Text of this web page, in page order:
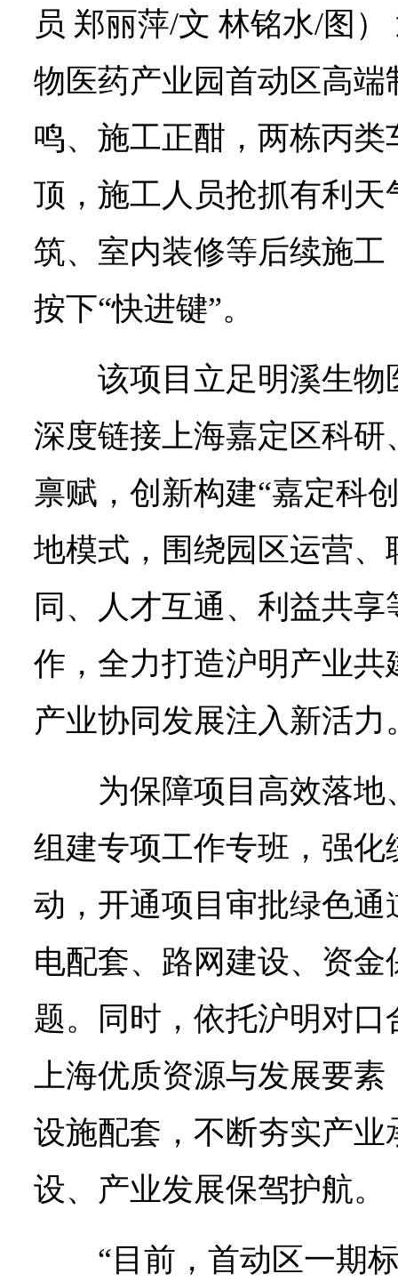
员 郑丽萍/文 林铭水/图
物医药产业园首动区高
鸣、施工正酣，两栋丙
顶，施工人员抢抓有利
筑、室内装修等后续施
按下“快进键”。
该项目立足明溪生
深度链接上海嘉定区科
禀赋，创新构建“嘉定科
地模式，围绕园区运营
同、人才互通、利益共
作，全力打造沪明产业
产业协同发展注入新活力
为保障项目高效落
组建专项工作专班，强
动，开通项目审批绿色
电配套、路网建设、资
题。同时，依托沪明对
上海优质资源与发展要
设施配套，不断夯实产
设、产业发展保驾护航。
“目前，首动区一期